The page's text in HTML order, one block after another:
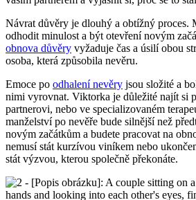
Návrat důvěry je dlouhý a obtížný proces.
odhodit minulost a být otevření novým
obnova důvěry vyžaduje čas a úsilí obou
osoba, která způsobila nevěru.
Emoce po odhalení nevěry jsou složité a
nimi vyrovnat. Viktorka je důležité najít si
partnerovi, nebo ve specializovaném
manželství po nevěře bude silnější než
novým začátkům a budete pracovat na
nemusí stát kurzívou viníkem nebo
stát výzvou, kterou společně překonáte.